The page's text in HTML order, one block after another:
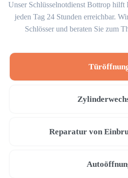
Unser Schlüsselnotdienst Bottrop
jeden Tag 24 Stunden erreichbar.
Schlösser und beraten Sie zum
Reparatur von